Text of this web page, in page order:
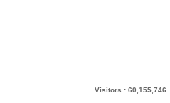
Visitors : 60,155,746